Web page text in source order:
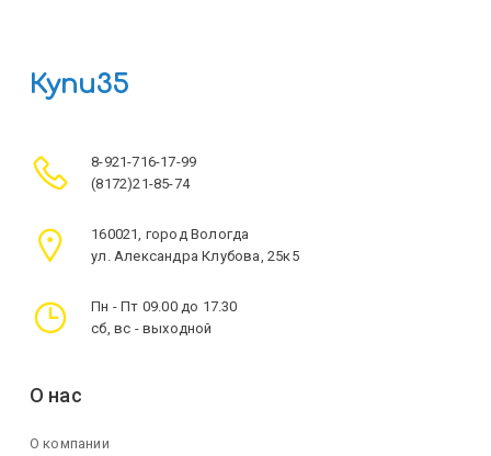
Купи35
8-921-716-17-99
(8172)21-85-74
160021, город Вологда
ул. Александра Клубова, 25к5
Пн - Пт 09.00 до 17.30
сб, вс - выходной
О нас
О компании